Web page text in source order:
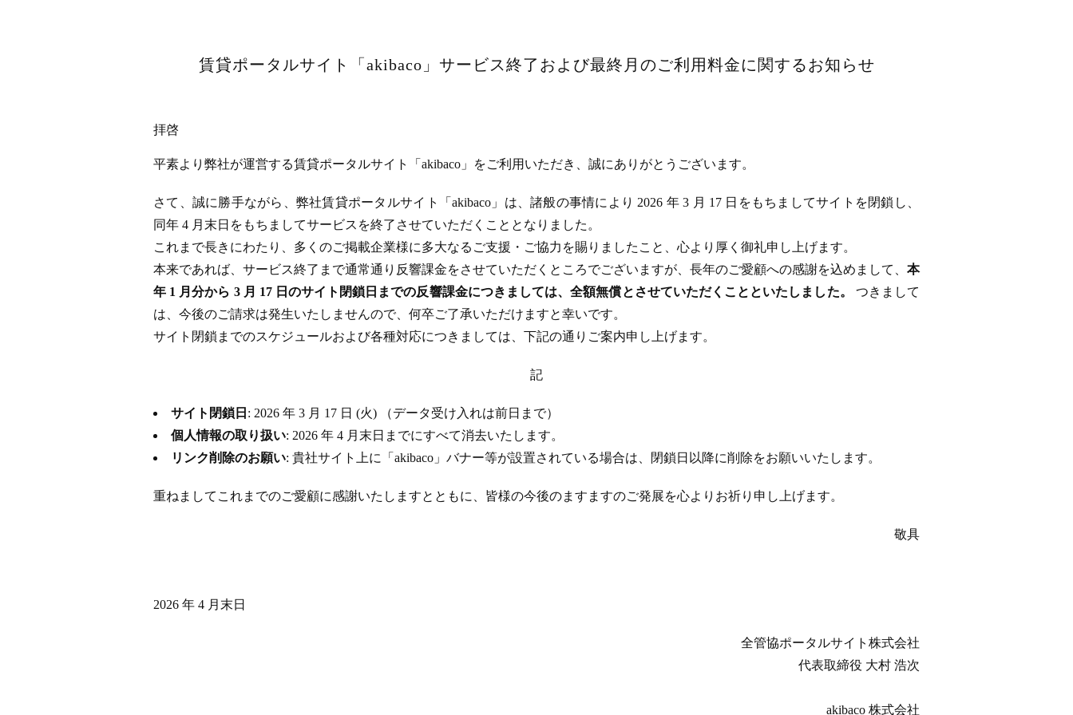
賃貸ポータルサイト「akibaco」サービス終了および最終月のご利用料金に関するお知らせ
拝啓
平素より弊社が運営する賃貸ポータルサイト「akibaco」をご利用いただき、誠にありがとうございます。
さて、誠に勝手ながら、弊社賃貸ポータルサイト「akibaco」は、諸般の事情により 2026 年 3 月 17 日をもちましてサイトを閉鎖し、
同年 4 月末日をもちましてサービスを終了させていただくこととなりました。
これまで長きにわたり、多くのご掲載企業様に多大なるご支援・ご協力を賜りましたこと、心より厚く御礼申し上げます。
本来であれば、サービス終了まで通常通り反響課金をさせていただくところでございますが、長年のご愛顧への感謝を込めまして、 本
年 1 月分から 3 月 17 日のサイト閉鎖日までの反響課金につきましては、全額無償とさせていただくことといたしました。 つきまして
は、今後のご請求は発生いたしませんので、何卒ご了承いただけますと幸いです。
サイト閉鎖までのスケジュールおよび各種対応につきましては、下記の通りご案内申し上げます。
記
サイト閉鎖日 : 2026 年 3 月 17 日 (火) （データ受け入れは前日まで）
個人情報の取り扱い: 2026 年 4 月末日までにすべて消去いたします。
リンク削除のお願い: 貴社サイト上に「akibaco」バナー等が設置されている場合は、閉鎖日以降に削除をお願いいたします。
重ねましてこれまでのご愛顧に感謝いたしますとともに、皆様の今後のますますのご発展を心よりお祈り申し上げます。
敬具
2026 年 4 月末日
全管協ポータルサイト株式会社
代表取締役 大村 浩次
akibaco 株式会社